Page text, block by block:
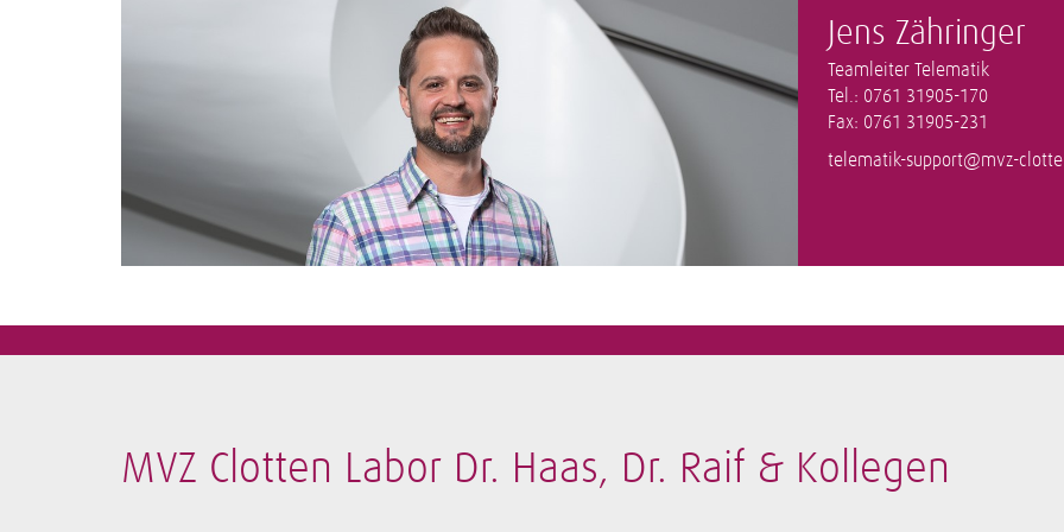
Jens Zähringer
Teamleiter Telematik
Tel.: 0761 31905-170
Fax: 0761 31905-231
telematik-support@mvz-
MVZ Clotten Labor Dr. Haas, Dr. Raif & Kollegen